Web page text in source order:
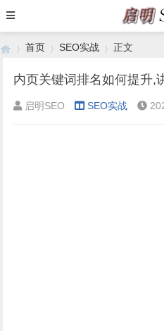
›
首页
›
SEO实战
›
正文
内页关键词排名如何提升,
启明SEO SEO实战